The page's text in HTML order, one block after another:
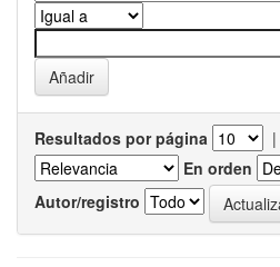
Resultados por página |
En orden
Autor/registro